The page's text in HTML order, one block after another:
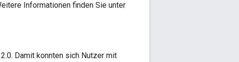
Informationen finden Sie unter
Damit konnten sich Nutzer mit